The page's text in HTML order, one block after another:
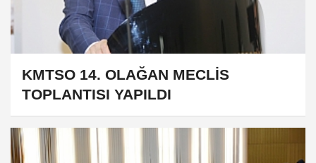
KMTSO 14. OLAĞAN MECLİS
TOPLANTISI YAPILDI